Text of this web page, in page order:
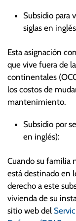
Subsidio para
siglas en
Esta asignación
que vive fuera de
continentales
los costos de
mantenimiento.
Subsidio por
en inglés):
Cuando su familia
está destinado en
derecho a este
vivienda de su
sitio web del